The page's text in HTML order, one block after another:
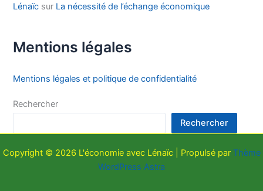
Lénaïc sur La nécessité de l’échange économique
Mentions légales
Mentions légales et politique de confidentialité
Rechercher
Rechercher
Copyright © 2026 L'économie avec Lénaïc | Propulsé par Thème
WordPress Astra